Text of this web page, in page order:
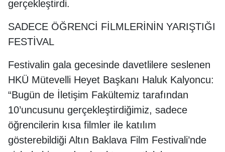
gerçekleştirdi.
SADECE ÖĞRENCİ FİLMLERİNİN YARIŞTIĞI
FESTİVAL
Festivalin gala gecesinde davetlilere seslenen
HKÜ Mütevelli Heyet Başkanı Haluk Kalyoncu:
“Bugün de İletişim Fakültemiz tarafından
10’uncusunu gerçekleştirdiğimiz, sadece
öğrencilerin kısa filmler ile katılım
gösterebildiği Altın Baklava Film Festivali’nde